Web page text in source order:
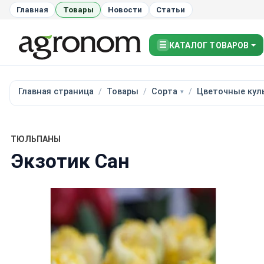
Главная Товары Новости Статьи
☰ КАТАЛОГ ТОВАРОВ
Главная страница Товары Сорта Цветочные
ТЮЛЬПАНЫ
Экзотик Сан